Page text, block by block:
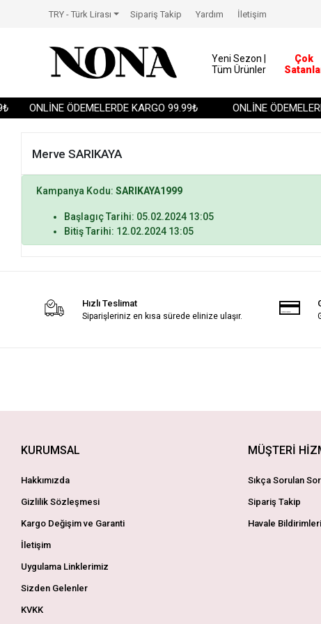
ONLİNE ÖDEMELERDE KARGO 99.99₺ ONLİNE
TRY - Türk Lirası Sipariş Takip Yardım İletişim
Yeni Sezon |
Tüm Ürünler
Çok
Merve SARIKAYA
Kampanya Kodu:SARIKAYA1999
Başlagıç Tarihi: 05.02.2024 13:05
Bitiş Tarihi: 12.02.2024 13:05
Hızlı Teslimat
Siparişleriniz en kısa sürede elinize ulaşır.
KURUMSAL
Hakkımızda
Gizlilik Sözleşmesi
Kargo Değişim ve Garanti
İletişim
Uygulama Linklerimiz
Sizden Gelenler
KVKK
MÜŞTERİ
Sıkça Sorulan
Sipariş Takip
Havale Bildirimleri